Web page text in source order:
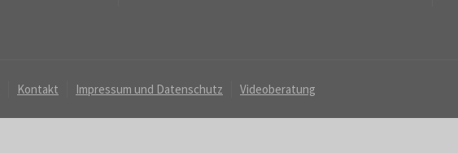
Kontakt Impressum und Datenschutz Videoberatung